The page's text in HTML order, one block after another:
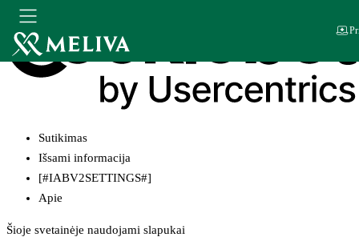
Sutikimas
Išsami informacija
[#IABV2SETTINGS#]
Apie
Šioje svetainėje naudojami slapukai